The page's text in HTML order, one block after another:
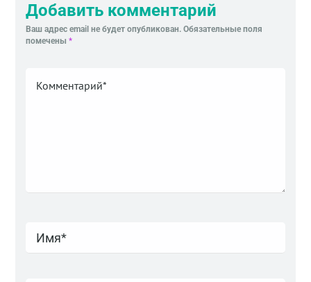
Добавить комментарий
Ваш адрес email не будет опубликован. Обязательные поля
помечены*